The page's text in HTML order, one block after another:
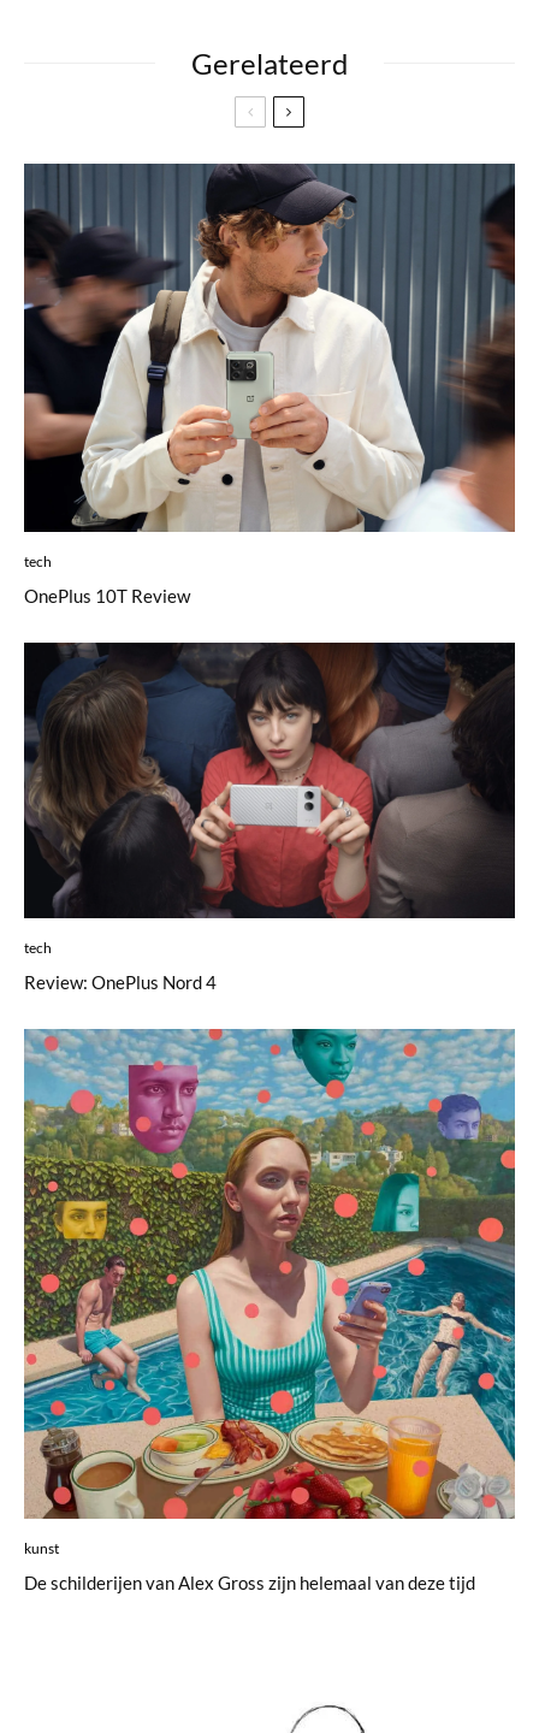
Gerelateerd
tech
OnePlus 10T Review
tech
Review: OnePlus Nord 4
kunst
De schilderijen van Alex Gross zijn helemaal van deze tijd